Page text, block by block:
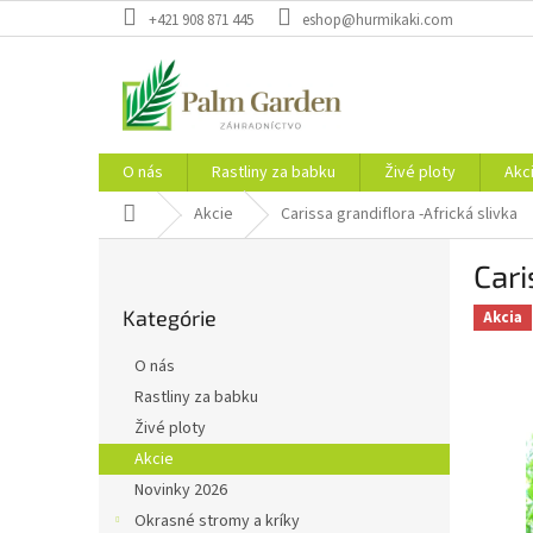
na
+421 908 871 445 eshop@hurmikaki.com
O nás Rastliny za babku Živé ploty
DomovAkcie Carissa grandiflora -Africká slivka
kategórie
Kategórie
O nás
Rastliny za babku
Živé ploty
Akcie
Novinky 2026
Okrasné stromy a kríky
Akcia